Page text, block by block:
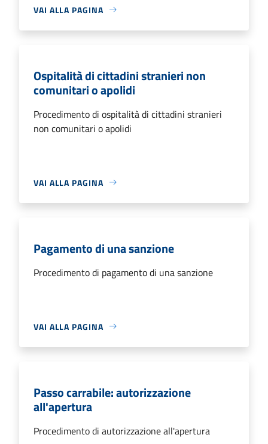
VAI ALLA PAGINA
Ospitalità di cittadini stranieri non
comunitari o apolidi
Procedimento di ospitalità di cittadini stranieri
non comunitari o apolidi
VAI ALLA PAGINA
Pagamento di una sanzione
Procedimento di pagamento di una sanzione
VAI ALLA PAGINA
Passo carrabile: autorizzazione
all'apertura
Procedimento di autorizzazione all'apertura